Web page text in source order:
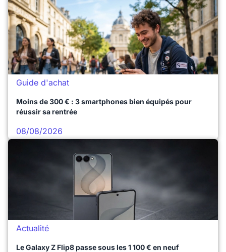
Guide d'achat
Moins de 300 € : 3 smartphones bien équipés pour
réussir sa rentrée
08/08/2026
Actualité
Le Galaxy Z Flip8 passe sous les 1 100 € en neuf